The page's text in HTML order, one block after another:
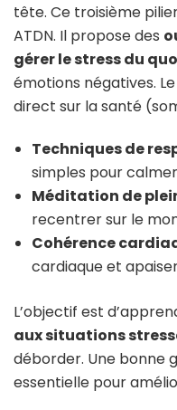
tête. Ce troisième
ATDN. Il propose des
gérer le stress du
émotions négatives.
direct sur la santé
Techniques de
simples pour
Méditation de
recentrer sur le
Cohérence
cardiaque et
L’objectif est
aux situations
déborder. Une bonne
essentielle pour